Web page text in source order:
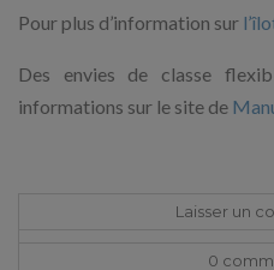
Pour plus d’information sur
Des envies de classe
informations sur le site de
Laisser un
0